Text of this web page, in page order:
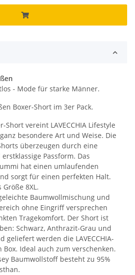
- Mode für starke Männer.
Boxer-Short im 3er Pack.
Short vereint LAVECCHIA Lifestyle
besondere Art und Weise. Die
überzeugen durch eine
Passform. Das
hat einen umlaufenden
sorgt für einen perfekten Halt.
8XL.
Baumwollmischung und
ohne Eingriff versprechen
Tragekomfort. Der Short ist
Schwarz, Anthrazit-Grau und
geliefert werden die LAVECCHIA-
Ideal auch zum verschenken.
Baumwollstoff besteht zu 95%